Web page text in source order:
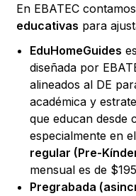
En EBATEC
educativas para
EduHomeGuides
diseñada por
alineados al DE
académica y
que educan desde
especialmente en
regular (Pre-
mensual es de
Pregrabada